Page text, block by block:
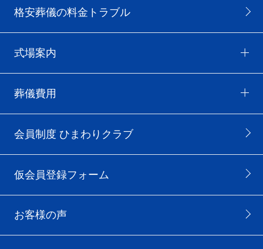
格安葬儀の料金トラブル
式場案内
葬儀費用
会員制度 ひまわりクラブ
仮会員登録フォーム
お客様の声